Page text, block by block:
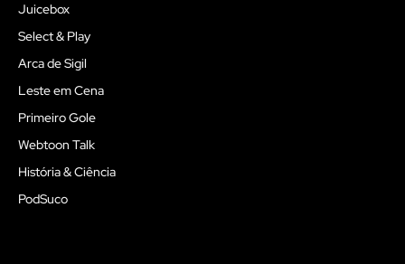
Juicebox
Select & Play
Arca de Sigil
Leste em Cena
Primeiro Gole
Webtoon Talk
História & Ciência
PodSuco